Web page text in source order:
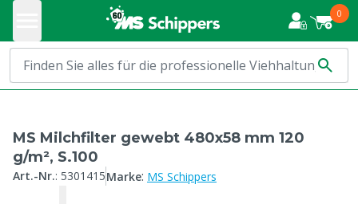
0
MS Milchfilter gewebt 480x58 mm 120
g/m², S.100
Art.-Nr.: 5301415Marke: MS Schippers